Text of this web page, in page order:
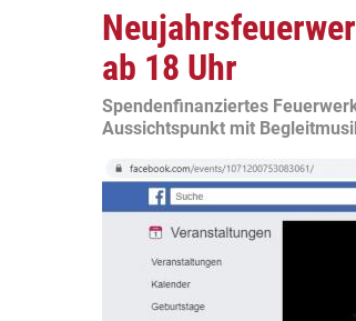
ab 18 Uhr
Spendenfinanziertes
Aussichtspunkt mit